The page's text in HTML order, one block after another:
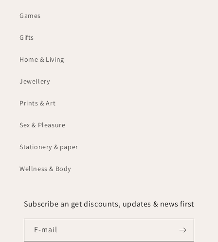
Games
Gifts
Home & Living
Jewellery
Prints & Art
Sex & Pleasure
Stationery & paper
Wellness & Body
Subscribe an get discounts, updates & news first
E‑mail